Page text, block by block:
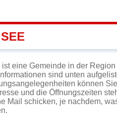
eine Gemeinde in der
sind unten
können
und die Öffnungszeiten
Mail schicken, je nachdem,